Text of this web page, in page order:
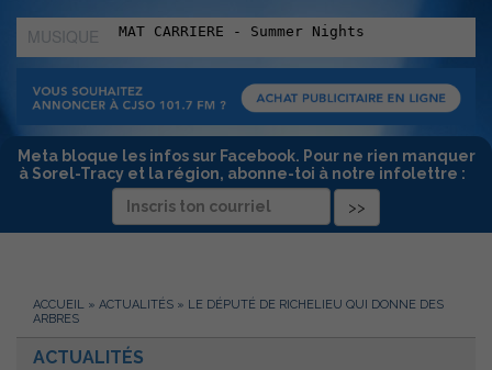
MUSIQUE
:
Meta bloque les infos sur Facebook. Pour ne rien manquer
à Sorel-Tracy et la région, abonne-toi à notre infolettre :
ACCUEIL » ACTUALITÉS » LE DÉPUTÉ DE RICHELIEU QUI DONNE DES
ARBRES
ACTUALITÉS